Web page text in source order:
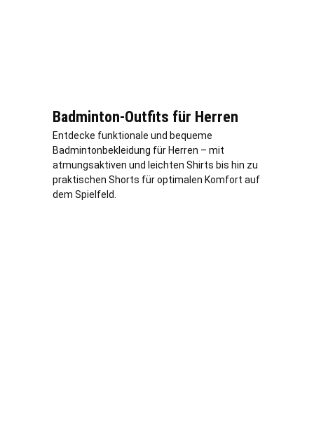
Badminton-Outfits für Herren
Entdecke funktionale und bequeme
Badmintonbekleidung für Herren – mit
atmungsaktiven und leichten Shirts bis hin zu
praktischen Shorts für optimalen Komfort auf
dem Spielfeld.